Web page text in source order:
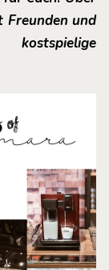
Freunden und